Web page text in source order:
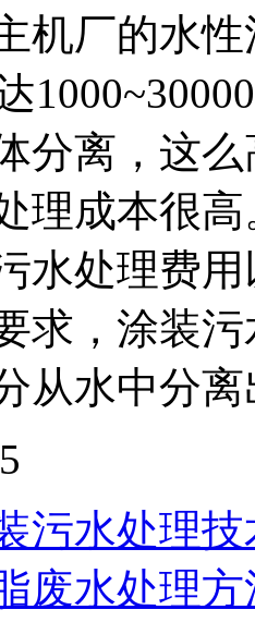
机厂的水
分离，这
理成本很
水处理费
求，涂装
从水中分
污水处理技
废水处理方